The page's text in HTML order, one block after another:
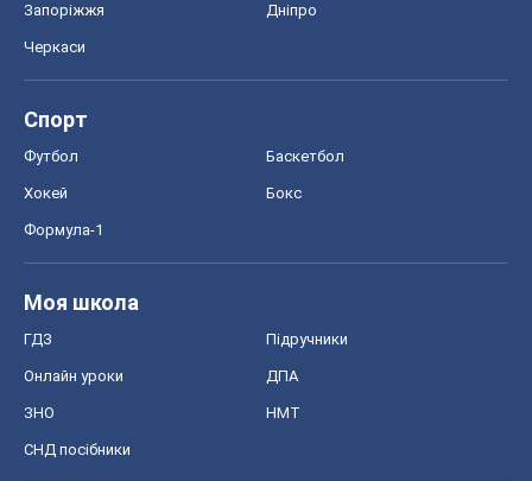
Запоріжжя Дніпро
Черкаси
Спорт
Футбол Баскетбол
Хокей Бокс
Формула-1
Моя школа
ГДЗ Підручники
Онлайн уроки ДПА
ЗНО НМТ
СНД посібники